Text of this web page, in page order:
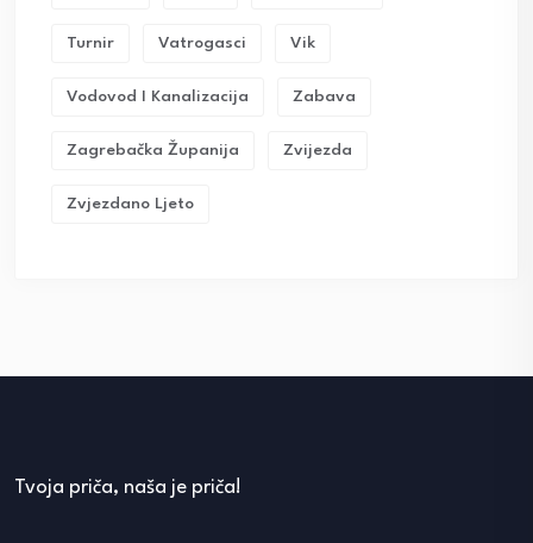
Turnir Vatrogasci Vik
Vodovod I Kanalizacija Zabava
Zagrebačka Županija Zvijezda
Zvjezdano Ljeto
Tvoja priča, naša je priča!